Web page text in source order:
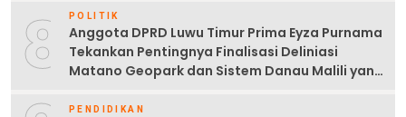
8 POLITIK
Anggota DPRD Luwu Timur Prima Eyza Purnama
Tekankan Pentingnya Finalisasi Deliniasi
Matano Geopark dan Sistem Danau Malili yang
PENDIDIKAN